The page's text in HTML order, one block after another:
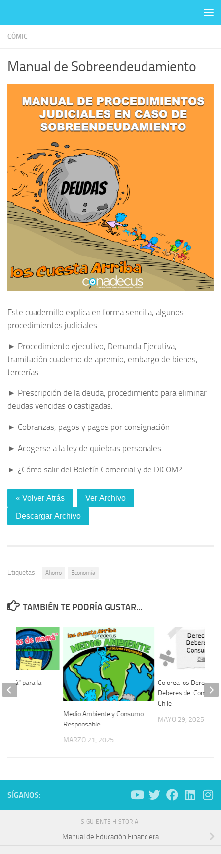
CÓMIC
Manual de Sobreendeudamiento
Este cuadernillo explica en forma sencilla, algunos
procedimientos judiciales.
► Procedimiento ejecutivo, Demanda Ejecutiva,
tramitación cuaderno de apremio, embargo de bienes,
tercerías.
► Prescripción de la deuda, procedimiento para eliminar
deudas vencidas o castigadas.
► Cobranzas, pagos y pagos por consignación
► Acogerse a la ley de quiebras personales
► ¿Cómo salir del Boletín Comercial y de DICOM?
« Volver Atrás Ver Archivo
Descargar Archivo
Etiquetas: Ahorro Economía
TAMBIÉN TE PODRÍA GUSTAR...
Medio Ambiente y Consumo
Responsable
MARZO 21, 2025
Colorea los Derechos
Deberes del
Chile
MAYO 29, 2025
para la
SÍGANOS:
SIGUIENTE HISTORIA
Manual de Educación Financiera